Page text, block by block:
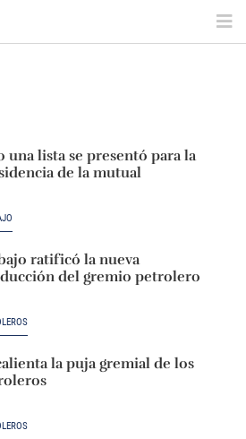
una lista se presentó para la
de la mutual
ratificó la nueva
del gremio petrolero
la puja gremial de los